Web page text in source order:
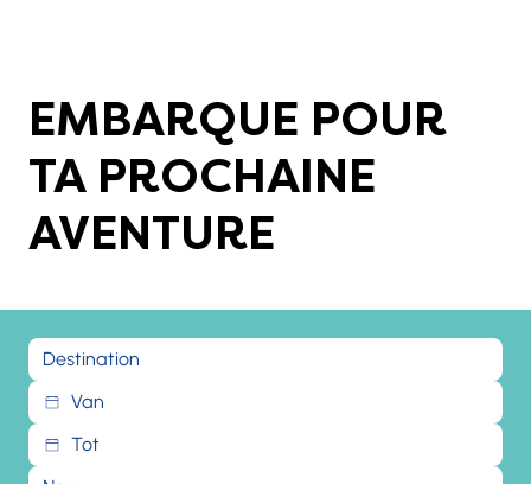
EMBARQUE POUR
TA PROCHAINE
AVENTURE